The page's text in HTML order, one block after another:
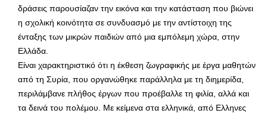
δράσεις παρουσίαζαν την εικόνα και την κατάσταση που βιώνει
η σχολική κοινότητα σε συνδυασμό με την αντίστοιχη της
ένταξης των μικρών παιδιών από μια εμπόλεμη χώρα, στην
Ελλάδα.
Είναι χαρακτηριστικό ότι η έκθεση ζωγραφικής με έργα μαθητών
από τη Συρία, που οργανώθηκε παράλληλα με τη διημερίδα,
περιλάμβανε πλήθος έργων που προέβαλλε τη φιλία, αλλά και
τα δεινά του πολέμου. Με κείμενα στα ελληνικά, από Ελληνες